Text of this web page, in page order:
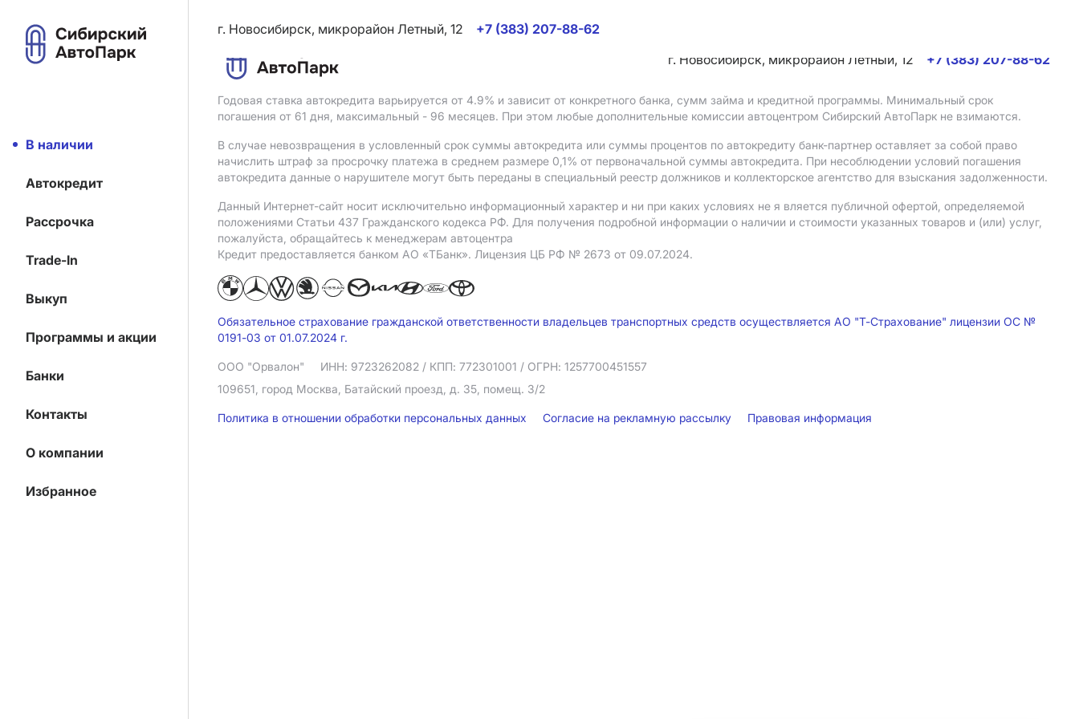
В наличии
Автокредит
Рассрочка
Trade-In
Выкуп
Программы и акции
Банки
Контакты
О компании
Избранное
г. Новосибирск, микрорайон Летный, 12
+7 (383) 207-88-62
г. Новосибирск, микрорайон Летный, 12
+7 (383) 207-88-62
Годовая ставка автокредита варьируется от 4.9% и зависит от конкретного банка, сумм займа и кредитной программы. Минимальный срок
погашения от 61 дня, максимальный - 96 месяцев. При этом любые дополнительные комиссии автоцентром Сибирский АвтоПарк не взимаются.
В случае невозвращения в условленный срок суммы автокредита или суммы процентов по автокредиту банк-партнер оставляет за собой право
начислить штраф за просрочку платежа в среднем размере 0,1% от первоначальной суммы автокредита. При несоблюдении условий погашения
автокредита данные о нарушителе могут быть переданы в специальный реестр должников и коллекторское агентство для взыскания задолженности.
Данный Интернет-сайт носит исключительно информационный характер и ни при каких условиях не я вляется публичной офертой, определяемой
положениями Статьи 437 Гражданского кодекса РФ. Для получения подробной информации о наличии и стоимости указанных товаров и (или) услуг,
пожалуйста, обращайтесь к менеджерам автоцентра
Кредит предоставляется банком АO «ТБанк». Лицензия ЦБ РФ № 2673 от 09.07.2024.
Обязательное страхование гражданской ответственности владельцев транспортных средств осуществляется АО "Т-Страхование" лицензии ОС №
0191-03 от 01.07.2024 г.
ООО "Орвалон" ИНН: 9723262082 / КПП: 772301001 / ОГРН: 1257700451557
109651, город Москва, Батайский проезд, д. 35, помещ. 3/2
Политика в отношении обработки персональных данных Согласие на рекламную рассылку Правовая информация